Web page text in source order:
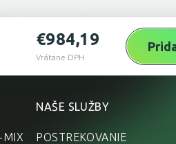
€984,19
Vrátane DPH
MIX
NAŠE SLUŽBY
POSTREKOVANIE